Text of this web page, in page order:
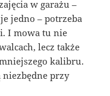
w garażu –
je jedno – potrzeba
I mowa tu nie
lecz także
kalibru.
niezbędne przy